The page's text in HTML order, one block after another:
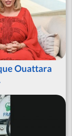
Ouattara